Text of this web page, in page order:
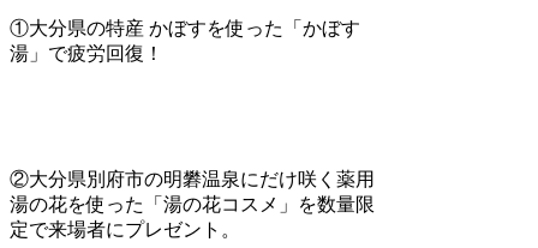
①大分県の特産 かぼすを使った「かぼす
湯」で疲労回復！
②大分県別府市の明礬温泉にだけ咲く薬用
湯の花を使った「湯の花コスメ」を数量限
定で来場者にプレゼント。